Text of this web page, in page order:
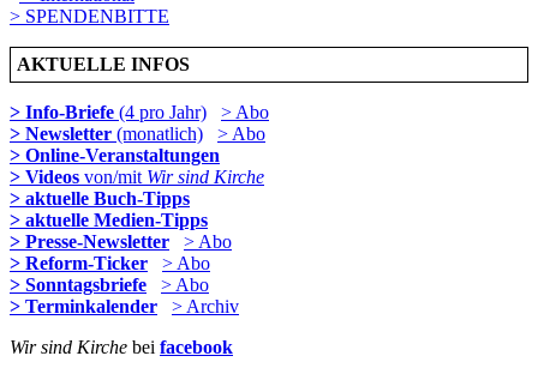
> SPENDENBITTE
AKTUELLE INFOS
> Info-Briefe (4 pro Jahr)
> Abo
> Newsletter (monatlich)
> Abo
> Online-Veranstaltungen
> Videos von/mit Wir sind Kirche
> aktuelle Buch-Tipps
> aktuelle Medien-Tipps
> Presse-Newsletter
> Abo
> Reform-Ticker
> Abo
> Sonntagsbriefe
> Abo
> Terminkalender
> Archiv
Wir sind Kirche bei facebook